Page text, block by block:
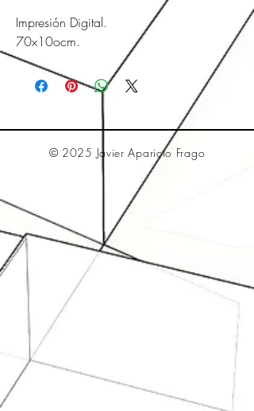
Impresión Digital.
70x10ocm.
© 2025 Javier Aparicio Frago